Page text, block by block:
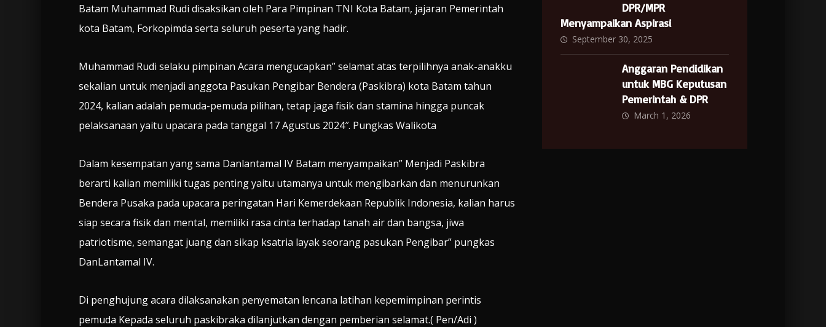
Batam Muhammad Rudi disaksikan oleh Para Pimpinan TNI Kota Batam, jajaran Pemerintah
kota Batam, Forkopimda serta seluruh peserta yang hadir.
Muhammad Rudi selaku pimpinan Acara mengucapkan” selamat atas terpilihnya anak-anakku
sekalian untuk menjadi anggota Pasukan Pengibar Bendera (Paskibra) kota Batam tahun
2024, kalian adalah pemuda-pemuda pilihan, tetap jaga fisik dan stamina hingga puncak
pelaksanaan yaitu upacara pada tanggal 17 Agustus 2024″. Pungkas Walikota
Dalam kesempatan yang sama Danlantamal IV Batam menyampaikan” Menjadi Paskibra
berarti kalian memiliki tugas penting yaitu utamanya untuk mengibarkan dan menurunkan
Bendera Pusaka pada upacara peringatan Hari Kemerdekaan Republik Indonesia, kalian harus
siap secara fisik dan mental, memiliki rasa cinta terhadap tanah air dan bangsa, jiwa
patriotisme, semangat juang dan sikap ksatria layak seorang pasukan Pengibar” pungkas
DanLantamal IV.
Di penghujung acara dilaksanakan penyematan lencana latihan kepemimpinan perintis
pemuda Kepada seluruh paskibraka dilanjutkan dengan pemberian selamat.( Pen/Adi )
DPR/MPR
Menyampaikan Aspirasi
September 30, 2025
Anggaran Pendidikan
untuk MBG Keputusan
Pemerintah & DPR
March 1, 2026